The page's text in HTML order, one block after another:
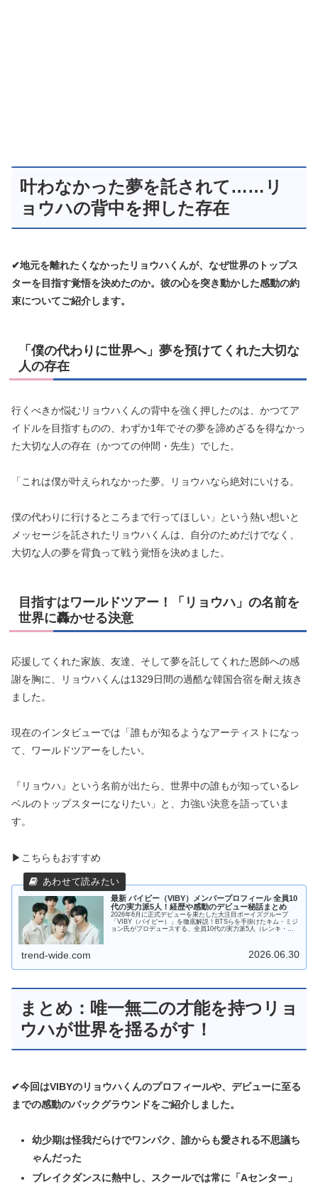
叶わなかった夢を託されて……リ
ョウハの背中を押した存在
✔地元を離れたくなかったリョウハくんが、なぜ世界のトップス
ターを目指す覚悟を決めたのか。彼の心を突き動かした感動の約
束についてご紹介します。
「僕の代わりに世界へ」夢を預けてくれた大切な
人の存在
行くべきか悩むリョウハくんの背中を強く押したのは、かつてア
イドルを目指すものの、わずか1年でその夢を諦めざるを得なかっ
た大切な人の存在（かつての仲間・先生）でした。
「これは僕が叶えられなかった夢。リョウハなら絶対にいける。
僕の代わりに行けるところまで行ってほしい」という熱い想いと
メッセージを託されたリョウハくんは、自分のためだけでなく、
大切な人の夢を背負って戦う覚悟を決めました。
目指すはワールドツアー！「リョウハ」の名前を
世界に轟かせる決意
応援してくれた家族、友達、そして夢を託してくれた恩師への感
謝を胸に、リョウハくんは1329日間の過酷な韓国合宿を耐え抜き
ました。
現在のインタビューでは「誰もが知るようなアーティストになっ
て、ワールドツアーをしたい。
『リョウハ』という名前が出たら、世界中の誰もが知っているレ
ベルのトップスターになりたい」と、力強い決意を語っていま
す。
▶こちらもおすすめ
最新 バイビー（VIBY）メンバープロフィール 全員10
代の実力派5人！経歴や感動のデビュー秘話まとめ
2026年6月に正式デビューを果たした大注目ボーイズグループ
「VIBY（バイビー）」を徹底解説！BTSらを手掛けたキム・ミジ
ョン氏がプロデュースする、全員10代の実力派5人（レンキ・コ
trend-wide.com 2026.06.30
まとめ：唯一無二の才能を持つリョ
ウハが世界を揺るがす！
✔今回はVIBYのリョウハくんのプロフィールや、デビューに至る
までの感動のバックグラウンドをご紹介しました。
幼少期は怪我だらけでワンパク、誰からも愛される不思議ち
ゃんだった
ブレイクダンスに熱中し、スクールでは常に「Aセンター」